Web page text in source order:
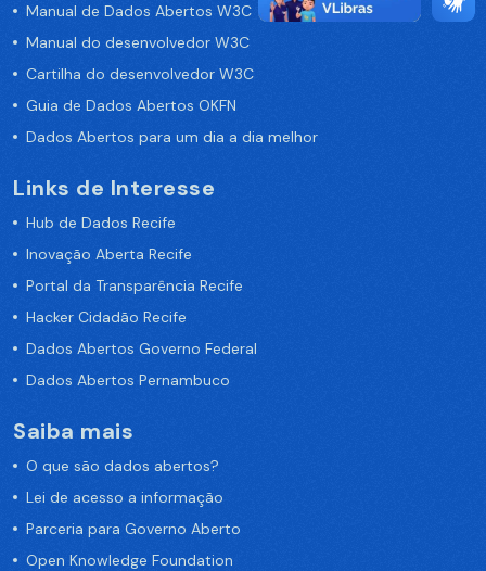
Manual de Dados Abertos W3C
Manual do desenvolvedor W3C
Cartilha do desenvolvedor W3C
Guia de Dados Abertos OKFN
Dados Abertos para um dia a dia melhor
Links de Interesse
Hub de Dados Recife
Inovação Aberta Recife
Portal da Transparência Recife
Hacker Cidadão Recife
Dados Abertos Governo Federal
Dados Abertos Pernambuco
Saiba mais
O que são dados abertos?
Lei de acesso a informação
Parceria para Governo Aberto
Open Knowledge Foundation